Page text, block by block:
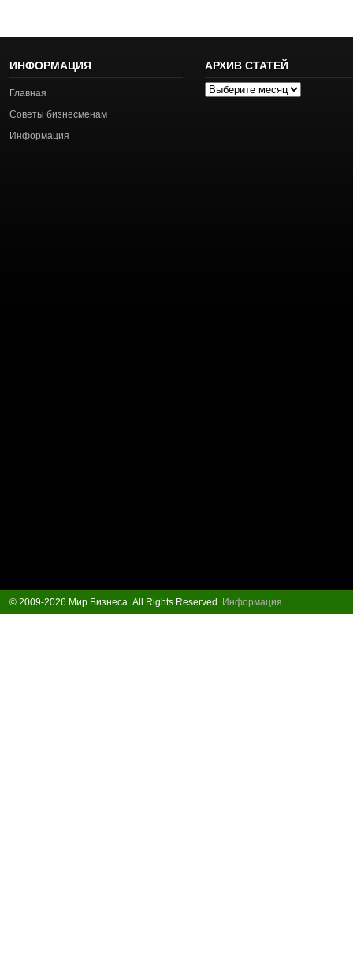
ИНФОРМАЦИЯ
Главная
Советы бизнесменам
Информация
АРХИВ СТАТЕЙ
Архив
© 2009-2026 Мир Бизнеса. All Rights Reserved. Информация